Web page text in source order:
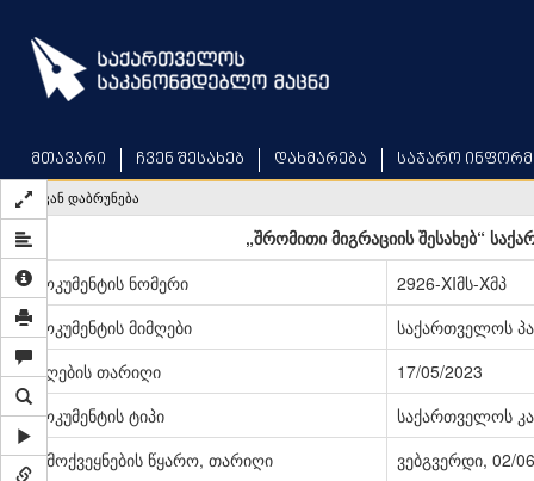
main
content
მთავარი ჩვენ შესახებ დახმარება საჯარო
უკან დაბრუნება
„შრომითი მიგრაციის შესახებ“
დოკუმენტის ნომერი
2926-XIმს-Xმპ
დოკუმენტის მიმღები
საქართველოს
მიღების თარიღი
17/05/2023
დოკუმენტის ტიპი
საქართველოს
გამოქვეყნების წყარო, თარიღი
ვებგვერდი, 02/